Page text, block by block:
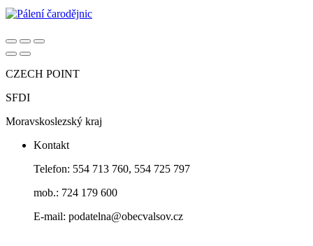
CZECH POINT
SFDI
Moravskoslezský kraj
Kontakt
Telefon: 554 713 760, 554 725 797
mob.: 724 179 600
E-mail: podatelna@obecvalsov.cz